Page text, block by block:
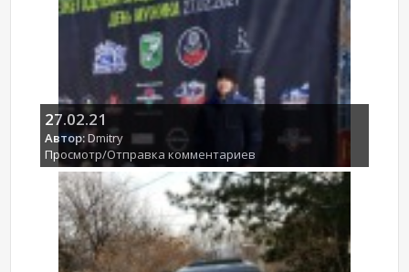
27.02.21
Автор:Dmitry
Просмотр/Отправка комментариев